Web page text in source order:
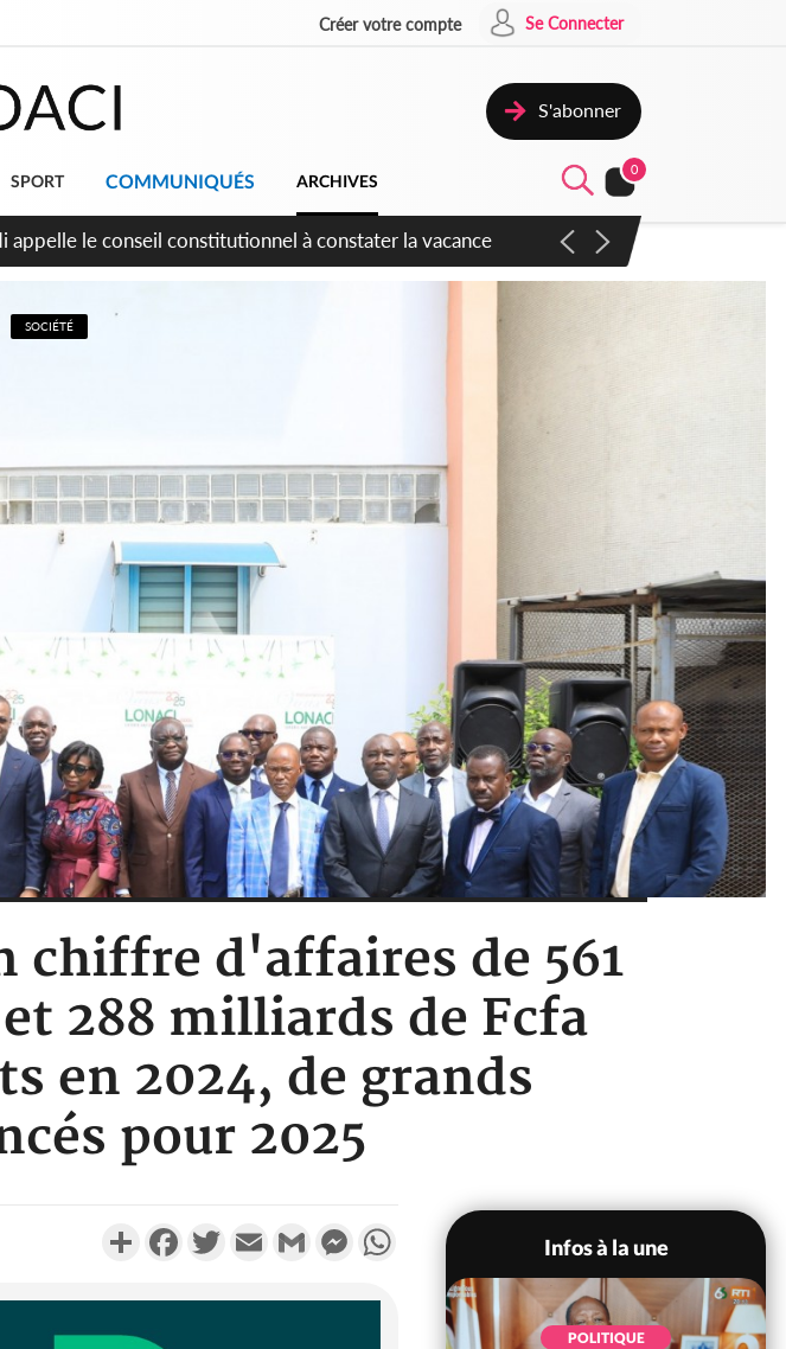
Créer votre compte Se Connecter
S'abonner
SPORT COMMUNIQUÉS ARCHIVES
0
bannit les mouvements sauvages
SOCIÉTÉ
chiffre d'affaires de 561
288 milliards de Fcfa
en 2024, de grands
pour 2025
PartagerFacebookTwitterEmail Gmail MessengerWhatsApp
Infos à la une
POLITIQUE